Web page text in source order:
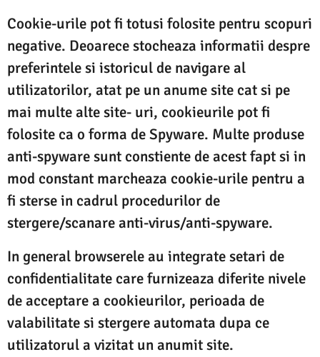
Cookie-urile pot fi totusi folosite pentru scopuri
negative. Deoarece stocheaza informatii despre
preferintele si istoricul de navigare al
utilizatorilor, atat pe un anume site cat si pe
mai multe alte site- uri, cookieurile pot fi
folosite ca o forma de Spyware. Multe produse
anti-spyware sunt constiente de acest fapt si in
mod constant marcheaza cookie-urile pentru a
fi sterse in cadrul procedurilor de
stergere/scanare anti-virus/anti-spyware.
In general browserele au integrate setari de
confidentialitate care furnizeaza diferite nivele
de acceptare a cookieurilor, perioada de
valabilitate si stergere automata dupa ce
utilizatorul a vizitat un anumit site.